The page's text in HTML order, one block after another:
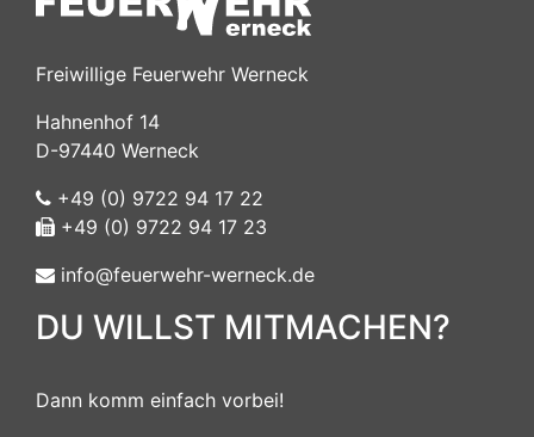
Freiwillige Feuerwehr Werneck
Hahnenhof 14
D-97440 Werneck
+49 (0) 9722 94 17 22
+49 (0) 9722 94 17 23
info@feuerwehr-werneck.de
DU WILLST MITMACHEN?
Dann komm einfach vorbei!